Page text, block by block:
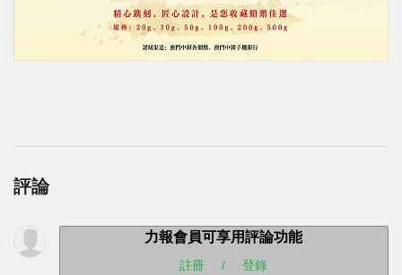
評論
力報會員可享用評論功能
註冊 / 登錄